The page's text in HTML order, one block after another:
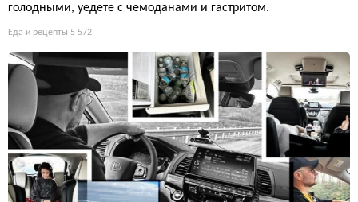
голодными, уедете с чемоданами и гастритом.
Еда и рецепты 5 572